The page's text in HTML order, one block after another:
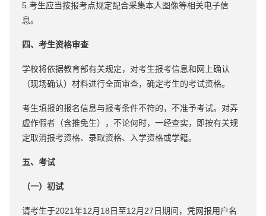
5.考生应当按报考点规定配合采集本人图像等相关电子信
息。
四、考生资格审查
学校将依据教育部有关规定，对考生报考信息和网上确认
（现场确认）材料进行全面审查，确定考生的考试资格。
考生填报的报名信息与报考条件不符的，不准予考试。对弄
虚作假者（含推免生），不论何时，一经查实，即按有关规
定取消报考资格、录取资格、入学资格或学籍。
五、考试
（一）初试
请考生于2021年12月18日至12月27日期间，凭网报用户名